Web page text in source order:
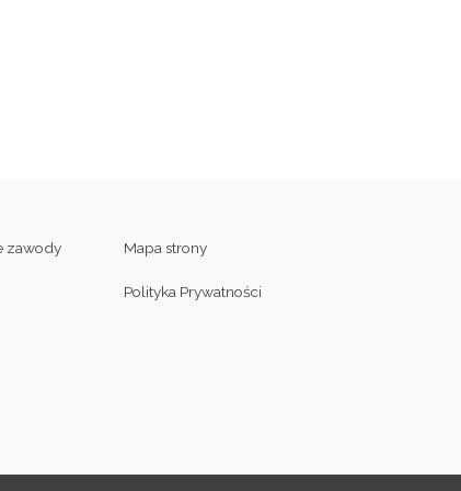
zawody Mapa strony
Polityka Prywatności